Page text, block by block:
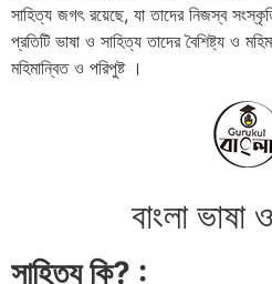
সাহিত্য জগৎ রয়েছে, যা তাদের নিজস্ব
প্রতিটি ভাষা ও সাহিত্য তাদের বৈশিষ্ট্য ও
মহিমান্বিত ও পরিপুষ্ট ।
বাংলা ভাষা
সাহিত্য কি? :